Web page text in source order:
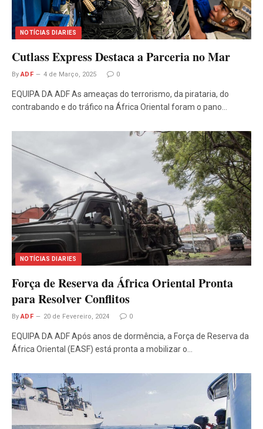
NOTÍCIAS DIARIES
Cutlass Express Destaca a Parceria no Mar
By ADF 4 de Março, 2025 0
EQUIPA DA ADF As ameaças do terrorismo, da pirataria, do
contrabando e do tráfico na África Oriental foram o pano…
NOTÍCIAS DIARIES
Força de Reserva da África Oriental Pronta
para Resolver Conflitos
By ADF 20 de Fevereiro, 2024 0
EQUIPA DA ADF Após anos de dormência, a Força de Reserva da
África Oriental (EASF) está pronta a mobilizar o…